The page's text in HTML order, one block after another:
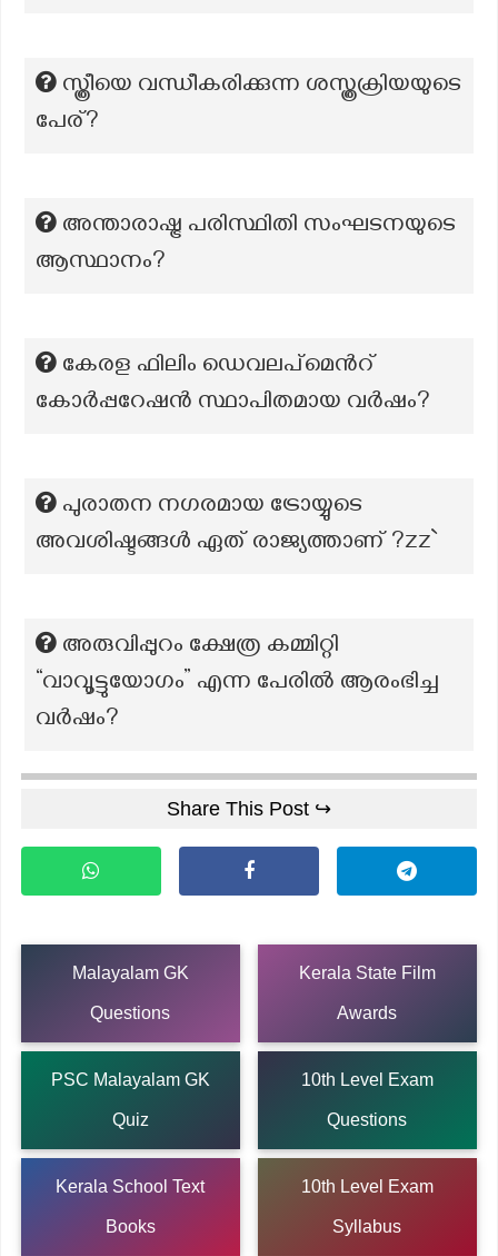
സ്ത്രീയെ വന്ധീകരിക്കുന്ന ശസ്ത്രക്രിയയുടെ
പേര്?
അന്താരാഷ്ട്ര പരിസ്ഥിതി സംഘടനയുടെ
ആസ്ഥാനം?
കേരള ഫിലിം ഡെവലപ്മെൻറ്
കോർപ്പറേഷൻ സ്ഥാപിതമായ വർഷം?
പുരാതന നഗരമായ ട്രോയ്യുടെ
അവശിഷ്ടങ്ങൾ ഏത് രാജ്യത്താണ് ?zz`
അരുവിപ്പുറം ക്ഷേത്ര കമ്മിറ്റി
“വാവൂട്ടുയോഗം” എന്ന പേരിൽ ആരംഭിച്ച
വർഷം?
Share This Post ↪
Malayalam GK
Questions
Kerala State Film
Awards
PSC Malayalam GK
Quiz
10th Level Exam
Questions
Kerala School Text
Books
10th Level Exam
Syllabus